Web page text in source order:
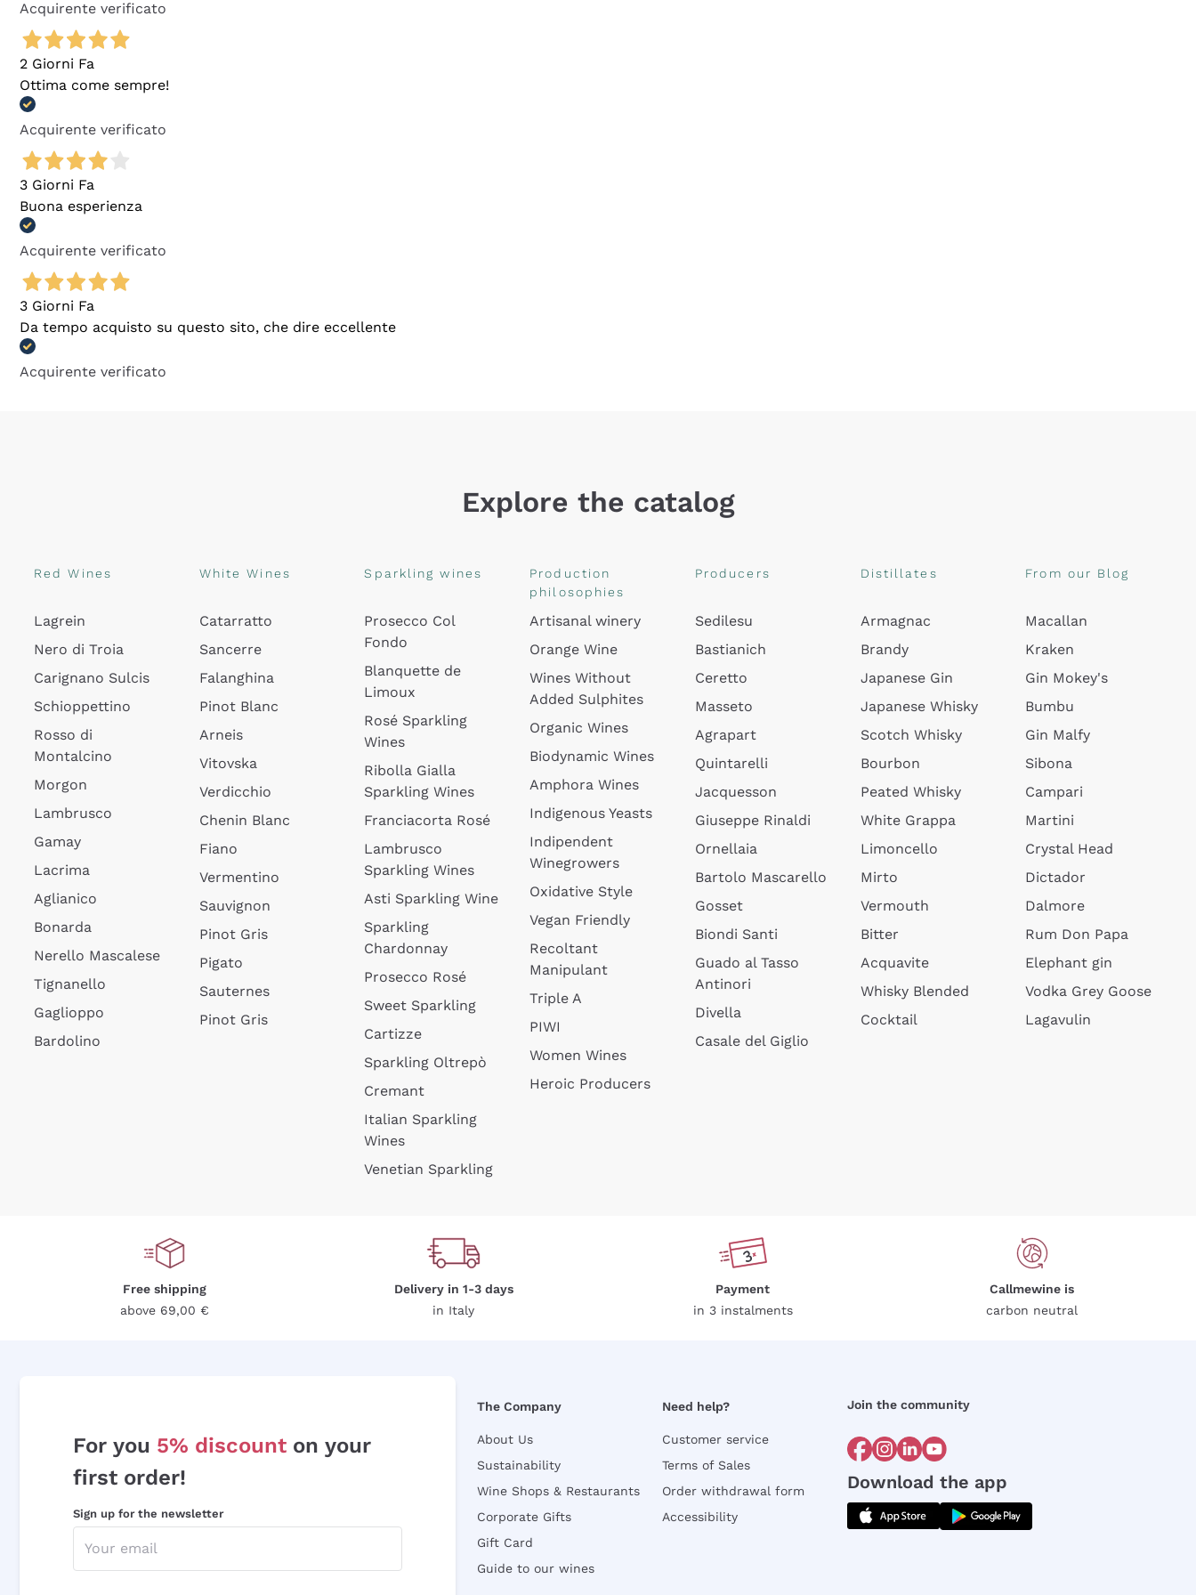
Acquirente verificato
2 Giorni Fa
Ottima come sempre!
Acquirente verificato
3 Giorni Fa
Buona esperienza
Acquirente verificato
3 Giorni Fa
Da tempo acquisto su questo sito, che dire eccellente
Acquirente verificato
Explore the catalog
Red Wines
Lagrein
Nero di Troia
Carignano Sulcis
Schioppettino
Rosso di
Montalcino
Morgon
Lambrusco
Gamay
Lacrima
Aglianico
Bonarda
Nerello Mascalese
Tignanello
Gaglioppo
Bardolino
White Wines
Catarratto
Sancerre
Falanghina
Pinot Blanc
Arneis
Vitovska
Verdicchio
Chenin Blanc
Fiano
Vermentino
Sauvignon
Pinot Gris
Pigato
Sauternes
Pinot Gris
Sparkling wines
Prosecco Col
Fondo
Blanquette de
Limoux
Rosé Sparkling
Wines
Ribolla Gialla
Sparkling Wines
Franciacorta Rosé
Lambrusco
Sparkling Wines
Asti Sparkling Wine
Sparkling
Chardonnay
Prosecco Rosé
Sweet Sparkling
Cartizze
Sparkling Oltrepò
Cremant
Italian Sparkling
Wines
Venetian Sparkling
Production
philosophies
Artisanal winery
Orange Wine
Wines Without
Added Sulphites
Organic Wines
Biodynamic Wines
Amphora Wines
Indigenous Yeasts
Indipendent
Winegrowers
Oxidative Style
Vegan Friendly
Recoltant
Manipulant
Triple A
PIWI
Women Wines
Heroic Producers
Producers
Sedilesu
Bastianich
Ceretto
Masseto
Agrapart
Quintarelli
Jacquesson
Giuseppe Rinaldi
Ornellaia
Bartolo Mascarello
Gosset
Biondi Santi
Guado al Tasso
Antinori
Divella
Casale del Giglio
Distillates
Armagnac
Brandy
Japanese Gin
Japanese Whisky
Scotch Whisky
Bourbon
Peated Whisky
White Grappa
Limoncello
Mirto
Vermouth
Bitter
Acquavite
Whisky Blended
Cocktail
From our Blog
Macallan
Kraken
Gin Mokey's
Bumbu
Gin Malfy
Sibona
Campari
Martini
Crystal Head
Dictador
Dalmore
Rum Don Papa
Elephant gin
Vodka Grey Goose
Lagavulin
Free shipping
above 69,00 €
Delivery in 1-3 days
in Italy
Payment
in 3 instalments
Callmewine is
carbon neutral
For you 5% discount on your
first order!
Sign up for the newsletter
The Company
About Us
Sustainability
Wine Shops & Restaurants
Corporate Gifts
Gift Card
Guide to our wines
Need help?
Customer service
Terms of Sales
Order withdrawal form
Accessibility
Join the community
Download the app